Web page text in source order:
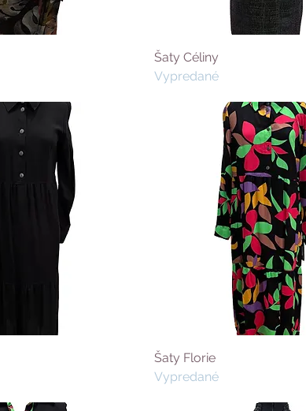
Šaty Céliny
Vypredané
Šaty Florie
Vypredané